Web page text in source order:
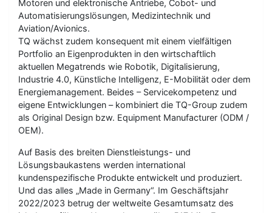
Motoren und elektronische Antriebe, Cobot- und
Automatisierungslösungen, Medizintechnik und
Aviation/Avionics.
TQ wächst zudem konsequent mit einem vielfältigen
Portfolio an Eigenprodukten in den wirtschaftlich
aktuellen Megatrends wie Robotik, Digitalisierung,
Industrie 4.0, Künstliche Intelligenz, E-Mobilität oder dem
Energiemanagement. Beides – Servicekompetenz und
eigene Entwicklungen – kombiniert die TQ-Group zudem
als Original Design bzw. Equipment Manufacturer (ODM /
OEM).
Auf Basis des breiten Dienstleistungs- und
Lösungsbaukastens werden international
kundenspezifische Produkte entwickelt und produziert.
Und das alles „Made in Germany“. Im Geschäftsjahr
2022/2023 betrug der weltweite Gesamtumsatz des